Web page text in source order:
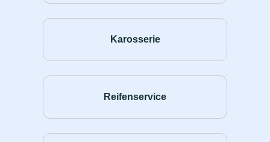
Karosserie
Reifenservice